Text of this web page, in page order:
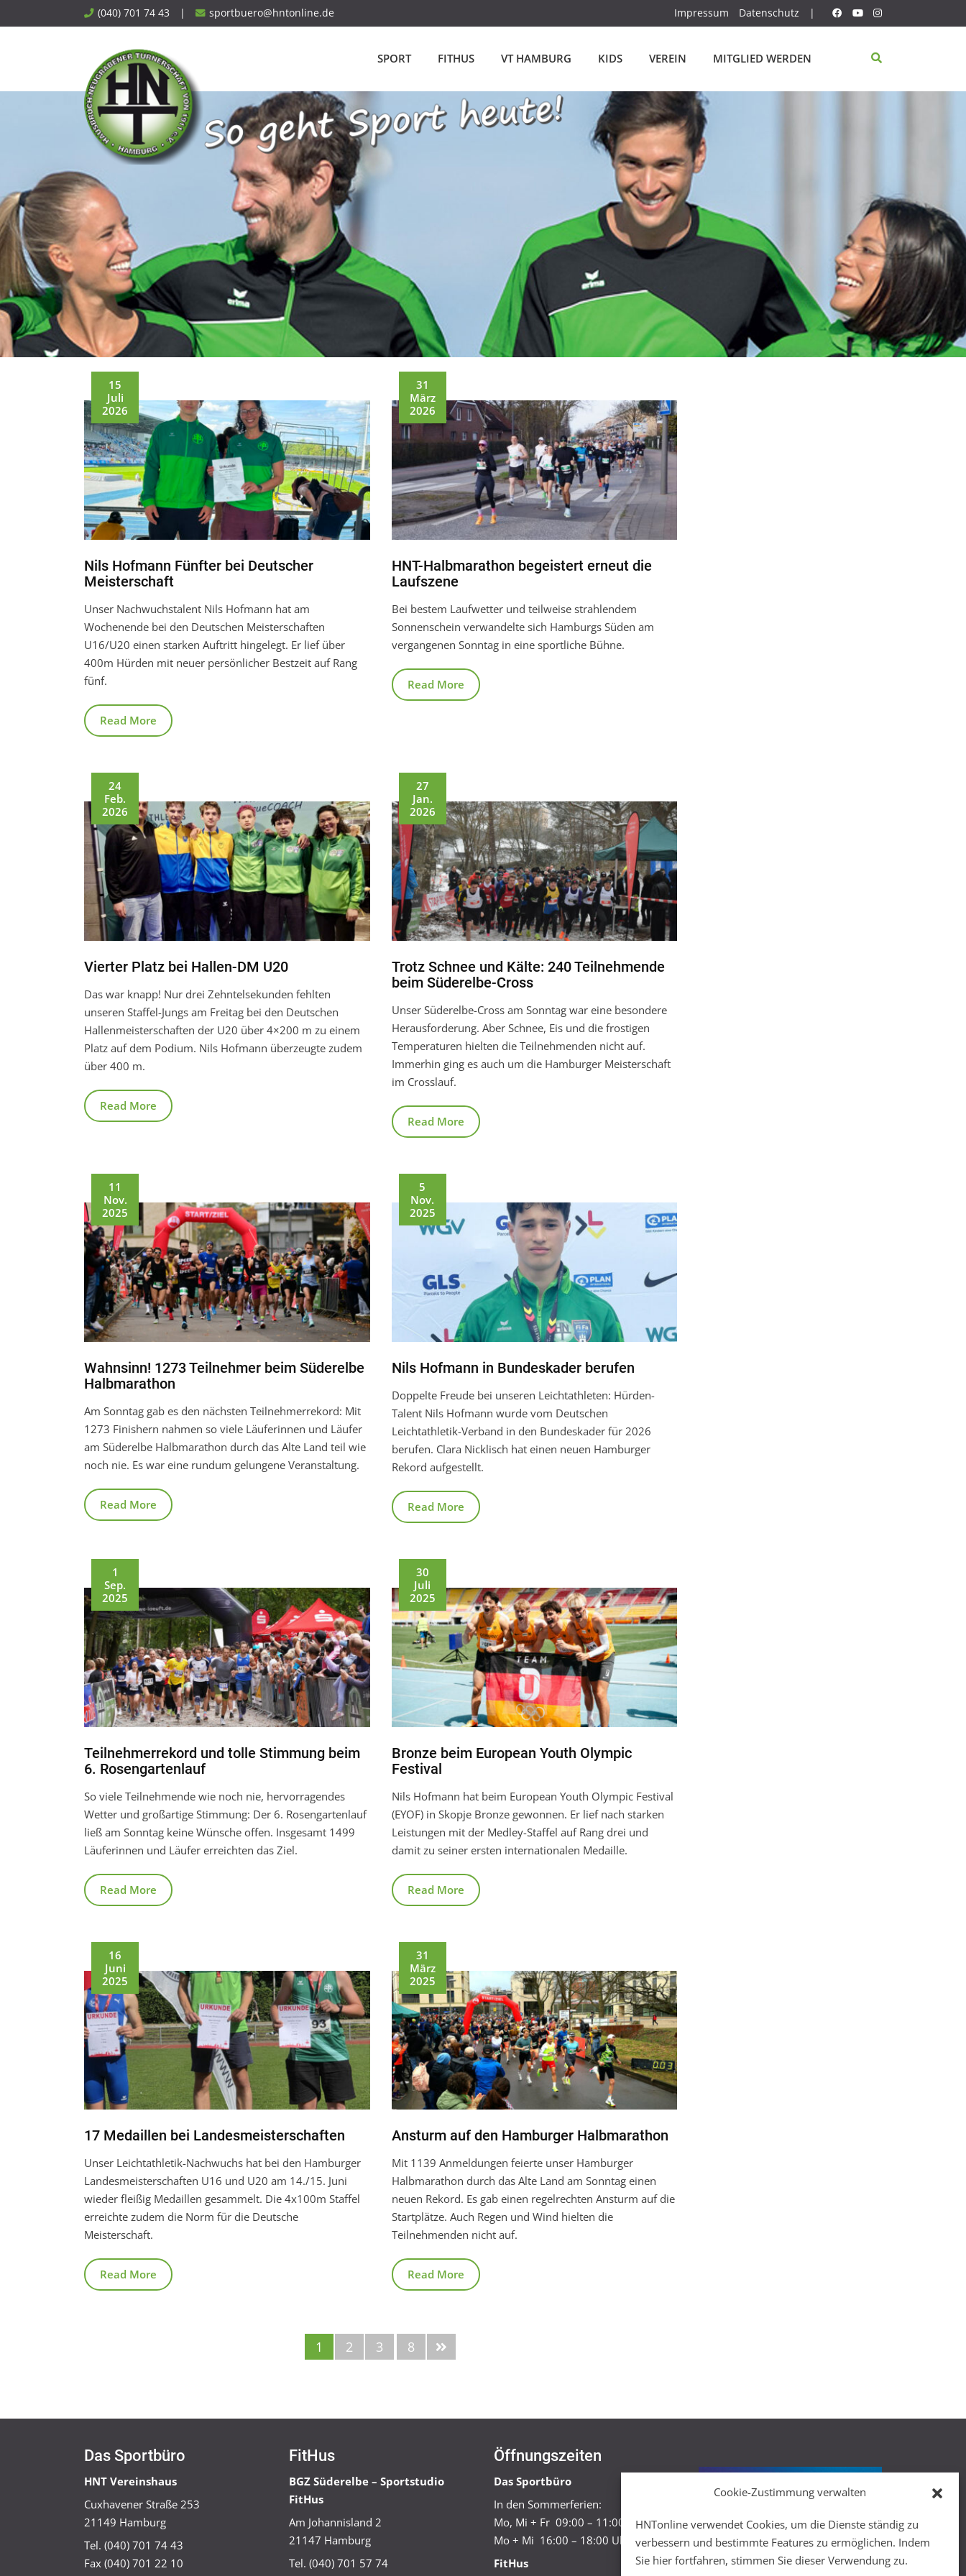
Cookie-Zustimmung verwalten
HNTonline verwendet Cookies, um die Dienste ständig zu
verbessern und bestimmte Features zu ermöglichen. Indem
Sie hier fortfahren, stimmen Sie dieser Verwendung zu.
to
(040) 701 74 43 | sportbuero@hntonline.de Impressum Datenschutz |
SPORT FITHUS VT HAMBURG KIDS VEREIN MITGLIED WERDEN
15
Juli
2026
Nils Hofmann Fünfter bei Deutscher
Meisterschaft
Unser Nachwuchstalent Nils Hofmann hat am
Wochenende bei den Deutschen Meisterschaften
U16/U20 einen starken Auftritt hingelegt. Er lief über
400m Hürden mit neuer persönlicher Bestzeit auf Rang
fünf.
Read More
31
März
2026
HNT-Halbmarathon begeistert erneut die
Laufszene
Bei bestem Laufwetter und teilweise strahlendem
Sonnenschein verwandelte sich Hamburgs Süden am
vergangenen Sonntag in eine sportliche Bühne.
Read More
24
Feb.
2026
Vierter Platz bei Hallen-DM U20
Das war knapp! Nur drei Zehntelsekunden fehlten
unseren Staffel-Jungs am Freitag bei den Deutschen
Hallenmeisterschaften der U20 über 4×200 m zu einem
Platz auf dem Podium. Nils Hofmann überzeugte zudem
über 400 m.
Read More
27
Jan.
2026
Trotz Schnee und Kälte: 240 Teilnehmende
beim Süderelbe-Cross
Unser Süderelbe-Cross am Sonntag war eine besondere
Herausforderung. Aber Schnee, Eis und die frostigen
Temperaturen hielten die Teilnehmenden nicht auf.
Immerhin ging es auch um die Hamburger Meisterschaft
im Crosslauf.
Read More
11
Nov.
2025
Wahnsinn! 1273 Teilnehmer beim Süderelbe
Halbmarathon
Am Sonntag gab es den nächsten Teilnehmerrekord: Mit
1273 Finishern nahmen so viele Läuferinnen und Läufer
am Süderelbe Halbmarathon durch das Alte Land teil wie
noch nie. Es war eine rundum gelungene Veranstaltung.
Read More
5
Nov.
2025
Nils Hofmann in Bundeskader berufen
Doppelte Freude bei unseren Leichtathleten: Hürden-
Talent Nils Hofmann wurde vom Deutschen
Leichtathletik-Verband in den Bundeskader für 2026
berufen. Clara Nicklisch hat einen neuen Hamburger
Rekord aufgestellt.
Read More
1
Sep.
2025
Teilnehmerrekord und tolle Stimmung beim
6. Rosengartenlauf
So viele Teilnehmende wie noch nie, hervorragendes
Wetter und großartige Stimmung: Der 6. Rosengartenlauf
ließ am Sonntag keine Wünsche offen. Insgesamt 1499
Läuferinnen und Läufer erreichten das Ziel.
Read More
30
Juli
2025
Bronze beim European Youth Olympic
Festival
Nils Hofmann hat beim European Youth Olympic Festival
(EYOF) in Skopje Bronze gewonnen. Er lief nach starken
Leistungen mit der Medley-Staffel auf Rang drei und
damit zu seiner ersten internationalen Medaille.
Read More
16
Juni
2025
17 Medaillen bei Landesmeisterschaften
Unser Leichtathletik-Nachwuchs hat bei den Hamburger
Landesmeisterschaften U16 und U20 am 14./15. Juni
wieder fleißig Medaillen gesammelt. Die 4x100m Staffel
erreichte zudem die Norm für die Deutsche
Meisterschaft.
Read More
31
März
2025
Ansturm auf den Hamburger Halbmarathon
Mit 1139 Anmeldungen feierte unser Hamburger
Halbmarathon durch das Alte Land am Sonntag einen
neuen Rekord. Es gab einen regelrechten Ansturm auf die
Startplätze. Auch Regen und Wind hielten die
Teilnehmenden nicht auf.
Read More
1 2 3 8
Das Sportbüro
HNT Vereinshaus
Cuxhavener Straße 253
21149 Hamburg
Tel. (040) 701 74 43
Fax (040) 701 22 10
FitHus
BGZ Süderelbe – Sportstudio
FitHus
Am Johannisland 2
21147 Hamburg
Tel. (040) 701 57 74
Öffnungszeiten
Das Sportbüro
In den Sommerferien:
Mo, Mi + Fr 09:00 – 11:00 Uhr
Mo + Mi 16:00 – 18:00 Uhr
FitHus